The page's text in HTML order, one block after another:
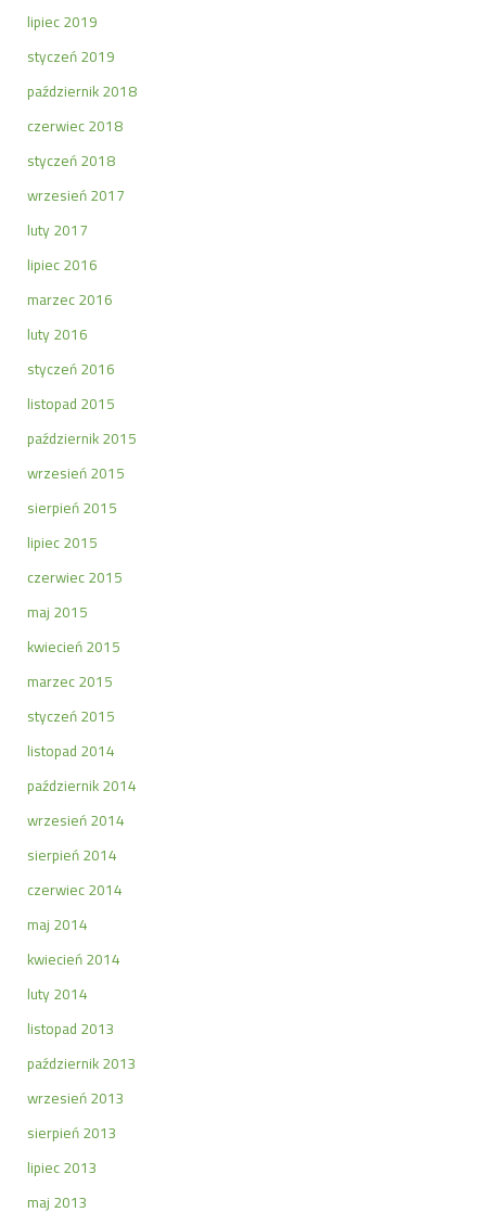
lipiec 2019
styczeń 2019
październik 2018
czerwiec 2018
styczeń 2018
wrzesień 2017
luty 2017
lipiec 2016
marzec 2016
luty 2016
styczeń 2016
listopad 2015
październik 2015
wrzesień 2015
sierpień 2015
lipiec 2015
czerwiec 2015
maj 2015
kwiecień 2015
marzec 2015
styczeń 2015
listopad 2014
październik 2014
wrzesień 2014
sierpień 2014
czerwiec 2014
maj 2014
kwiecień 2014
luty 2014
listopad 2013
październik 2013
wrzesień 2013
sierpień 2013
lipiec 2013
maj 2013